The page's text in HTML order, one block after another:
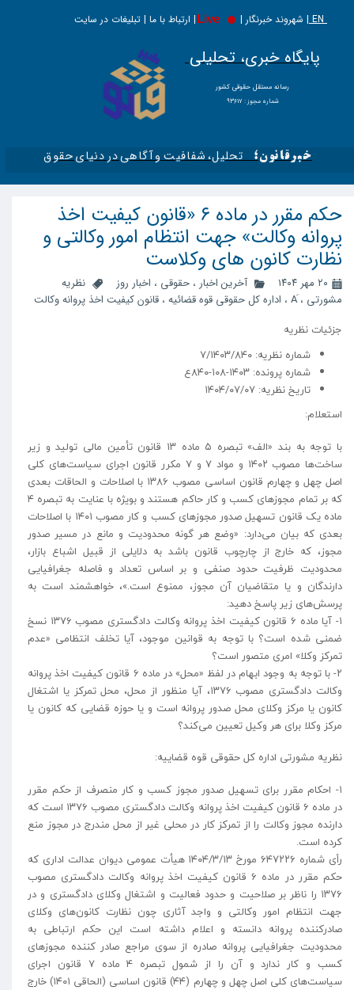
EN | شهروند خبرنگار | | ارتباط با ما | تبلیغات در سایت
Live
پایگاه خبری، تحلیلی
​​​​رسانه مستقل حقوقی کشور
شماره مجوز : ۹۳۶۱۷
خبرقانون؛ تحلیل، شفافیت و آگاهی در دنیای حقوق​​​​​​​
حکم مقرر در ماده ۶ «قانون کیفیت اخذ
پروانه وکالت» جهت انتظام امور وکالتی و
نظارت کانون های وکلاست
۲۰ مهر ۱۴۰۴ آخرین اخبار ، حقوقی ، اخبار روز
نظریه
مشورتی ، ، اداره کل حقوقی قوه قضائیه ، قانون کیفیت اخذ پروانه وکالت
جزئیات نظریه
شماره نظریه: ۷/۱۴۰۳/۸۴۰
شماره پرونده: ۱۴۰۳-۱۰۸-۸۴۰ع
تاریخ نظریه: ۱۴۰۴/۰۷/۰۷
استعلام:
با توجه به بند «الف» تبصره ۵ ماده ۱۳ قانون تأمین مالی تولید و زیر
ساخت‌ها مصوب ۱۴۰۲ و مواد ۷ و ۷ مکرر قانون اجرای سیاست‌های کلی
اصل چهل و چهارم قانون اساسی مصوب ۱۳۸۶ با اصلاحات و الحاقات بعدی
که بر تمام مجوز‌های کسب و کار حاکم هستند و بویژه با عنایت به تبصره ۴
ماده یک قانون تسهیل صدور مجوزهای کسب و کار مصوب ۱۴۰۱ با اصلاحات
بعدی که بیان می‌دارد: «وضع هر گونه محدودیت و مانع در مسیر صدور
مجوز، که خارج از چارچوب قانون باشد به دلایلی از قبیل اشباع بازار،
محدودیت ظرفیت حدود صنفی و بر اساس تعداد و فاصله جغرافیایی
دارندگان و یا متقاضیان آن مجوز، ممنوع است.»، خواهشمند است به
پرسش‌های زیر پاسخ دهید:
۱- آیا ماده ۶ قانون کیفیت اخذ پروانه وکالت دادگستری مصوب ۱۳۷۶ نسخ
ضمنی شده است؟ با توجه به قوانین موجود، آیا تخلف انتظامی «عدم
تمرکز وکلا» امری متصور است؟
۲- با توجه به وجود ابهام در لفظ «محل» در ماده ۶ قانون کیفیت اخذ پروانه
وکالت دادگستری مصوب ۱۳۷۶، آیا منظور از محل، محل تمرکز یا اشتغال
کانون یا مرکز وکلای محل صدور پروانه است و یا حوزه قضایی که کانون یا
مرکز وکلا برای هر وکیل تعیین می‌کند؟
نظریه مشورتی اداره کل حقوقی قوه قضاییه:
۱- احکام مقرر برای تسهیل صدور مجوز کسب و کار منصرف از حکم مقرر
در ماده ۶ قانون کیفیت اخذ پروانه وکالت دادگستری مصوب ۱۳۷۶ است که
دارنده مجوز وکالت را از تمرکز کار در محلی غیر از محل مندرج در مجوز منع
کرده است.
رأی شماره ۶۴۷۲۲۶ مورخ ۱۴۰۴/۳/۱۳ هیأت عمومی دیوان عدالت اداری که
حکم مقرر در ماده ۶ قانون کیفیت اخذ پروانه وکالت دادگستری مصوب
۱۳۷۶ را ناظر بر صلاحیت و حدود فعالیت و اشتغال وکلای دادگستری و در
جهت انتظام امور وکالتی و واجد آثاری چون نظارت کانون‌های وکلای
صادر‌کننده پروانه دانسته و اعلام داشته است این حکم ارتباطی به
محدودیت جغرافیایی پروانه صادره از سوی مراجع صادر کننده مجوزهای
کسب و کار ندارد و آن را از شمول تبصره ۴ ماده ۷ قانون اجرای
سیاست‌های کلی اصل چهل و چهارم (۴۴) قانون اساسی (الحاقی ۱۴۰۱) خارج